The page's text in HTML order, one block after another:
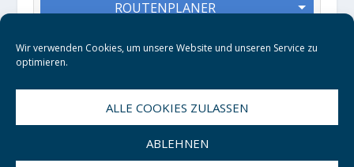
Wir verwenden Cookies, um unsere Website und unseren Service zu
optimieren.
ALLE COOKIES ZULASSEN
ABLEHNEN
ROUTENPLANER